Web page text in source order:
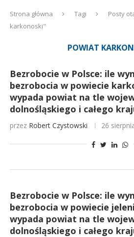
Strona główna Tagi
Posty
karkonoski"
POWIAT
Bezrobocie w Polsce: ile
bezrobocia w powiecie
wypada powiat na tle
dolnośląskiego i całego
przez Robert Czystowski 26
Bezrobocie w Polsce: ile
bezrobocia w powiecie
wypada powiat na tle
dolnośląskiego i całego